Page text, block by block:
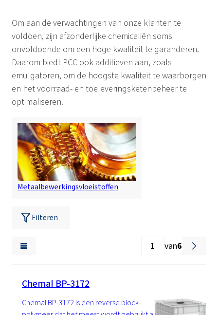
Om aan de verwachtingen van onze klanten te
voldoen, zijn afzonderlijke chemicaliën soms
onvoldoende om een ​​hoge kwaliteit te garanderen.
Daarom biedt PCC ook additieven aan, zoals
emulgatoren, om de hoogste kwaliteit te waarborgen
en het voorraad- en toeleveringsketenbeheer te
optimaliseren.
Metaalbewerkingsvloeistoffen
Filteren
van6
Chemal BP-3172
Chemal BP-3172 is een reverse block-